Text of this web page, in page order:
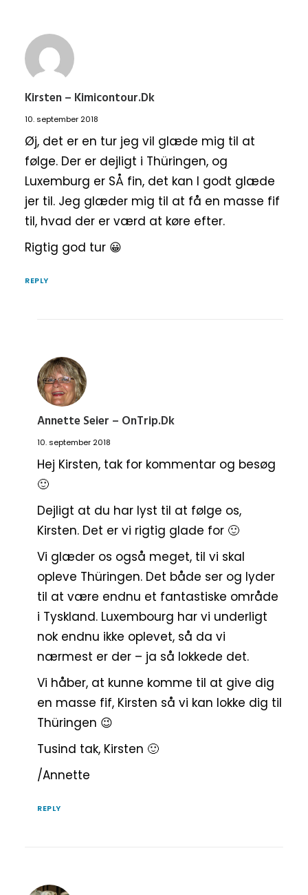
Kirsten – Kimicontour.dk
10. september 2018
Øj, det er en tur jeg vil glæde mig til at
følge. Der er dejligt i Thüringen, og
Luxemburg er SÅ fin, det kan I godt glæde
jer til. Jeg glæder mig til at få en masse fif
til, hvad der er værd at køre efter.
Rigtig god tur 😀
REPLY
Annette Seier – OnTrip.dk
10. september 2018
Hej Kirsten, tak for kommentar og besøg
🙂
Dejligt at du har lyst til at følge os,
Kirsten. Det er vi rigtig glade for 🙂
Vi glæder os også meget, til vi skal
opleve Thüringen. Det både ser og lyder
til at være endnu et fantastiske område
i Tyskland. Luxembourg har vi underligt
nok endnu ikke oplevet, så da vi
nærmest er der – ja så lokkede det.
Vi håber, at kunne komme til at give dig
en masse fif, Kirsten så vi kan lokke dig til
Thüringen 😉
Tusind tak, Kirsten 🙂
/Annette
REPLY